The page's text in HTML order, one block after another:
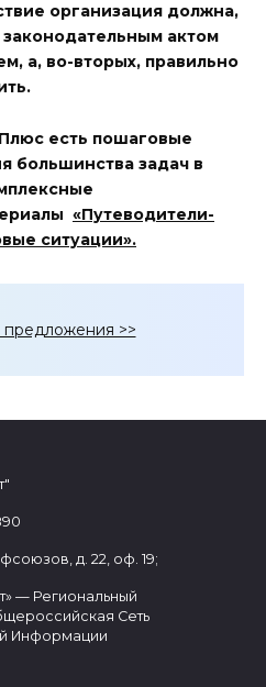
организация должна,
актом
а, во-вторых, правильно
есть пошаговые
большинства задач в
«Путеводители-
ситуации».
>>
д. 22, оф. 19;
— Региональный
Сеть
Информации